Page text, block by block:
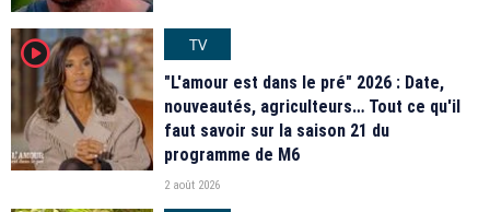
player2
TV
"L'amour est dans le pré" 2026 : Date,
nouveautés, agriculteurs… Tout ce qu'il
faut savoir sur la saison 21 du
programme de M6
2 août 2026